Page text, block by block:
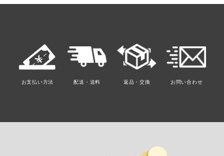
お支払い方法 配送・送料 返品・交換 お問い合わせ